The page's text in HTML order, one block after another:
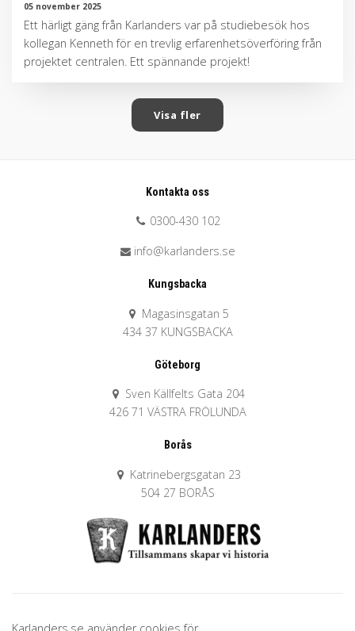
05 november 2025
Ett härligt gäng från Karlanders var på studiebesök hos
kollegan Kenneth för en trevlig erfarenhetsöverföring från
projektet centralen. Ett spännande projekt!
Visa fler
Kontakta oss
0300-430 102
info@karlanders.se
Kungsbacka
Magasinsgatan 5
434 37 KUNGSBACKA
Göteborg
Sven Källfelts Gata 204
426 71 VÄSTRA FRÖLUNDA
Borås
Katrinebergsgatan 23
504 27 BORÅS